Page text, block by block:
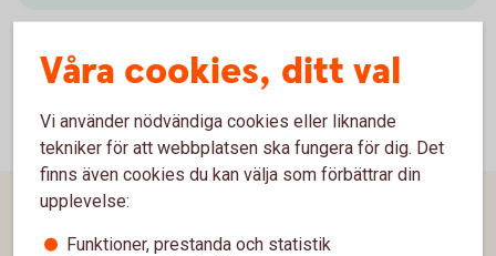
Våra cookies, ditt val
Vi använder nödvändiga cookies eller liknande
tekniker för att webbplatsen ska fungera för dig. Det
finns även cookies du kan välja som förbättrar din
upplevelse:
Funktioner, prestanda och statistik
Sidfot
Hitta snabbt